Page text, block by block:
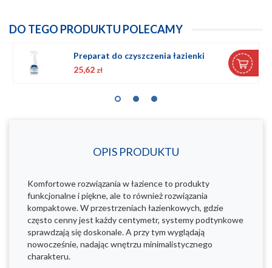
DO TEGO PRODUKTU POLECAMY
Preparat do czyszczenia łazienki
zł
OPIS PRODUKTU
Komfortowe rozwiązania w łazience to produkty
funkcjonalne i piękne, ale to również rozwiązania
kompaktowe. W przestrzeniach łazienkowych, gdzie
często cenny jest każdy centymetr, systemy podtynkowe
sprawdzają się doskonale. A przy tym wyglądają
nowocześnie, nadając wnętrzu minimalistycznego
charakteru.